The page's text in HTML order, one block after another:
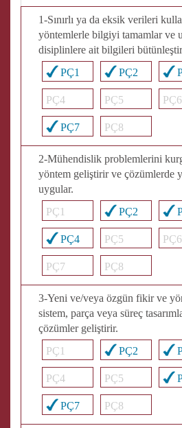
1-Sınırlı ya da eksik verileri
yöntemlerle bilgiyi tamamlar ve
disiplinlere ait bilgileri
PÇ1
PÇ2
PÇ4 PÇ5 PÇ6
PÇ7 PÇ8
2-Mühendislik problemlerini
yöntem geliştirir ve çözümlerde
uygular.
PÇ1
PÇ2
PÇ4 PÇ5 PÇ6
PÇ7 PÇ8
3-Yeni ve/veya özgün fikir ve
sistem, parça veya süreç
çözümler geliştirir.
PÇ1
PÇ2
PÇ4 PÇ5
PÇ7 PÇ8